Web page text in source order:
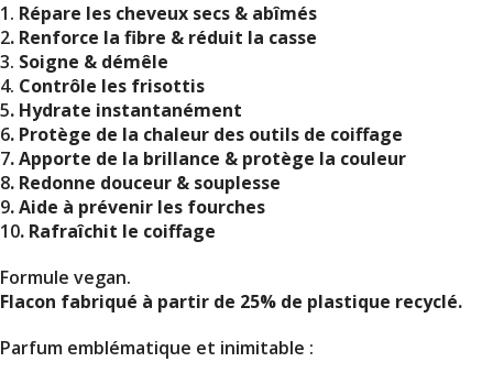
1. Répare les cheveux secs & abîmés
2. Renforce la fibre & réduit la casse
3. Soigne & démêle
4. Contrôle les frisottis
5. Hydrate instantanément
6. Protège de la chaleur des outils de coiffage
7. Apporte de la brillance & protège la couleur
8. Redonne douceur & souplesse
9. Aide à prévenir les fourches
10. Rafraîchit le coiffage
Formule vegan.
Flacon fabriqué à partir de 25% de plastique recyclé.
Parfum emblématique et inimitable :